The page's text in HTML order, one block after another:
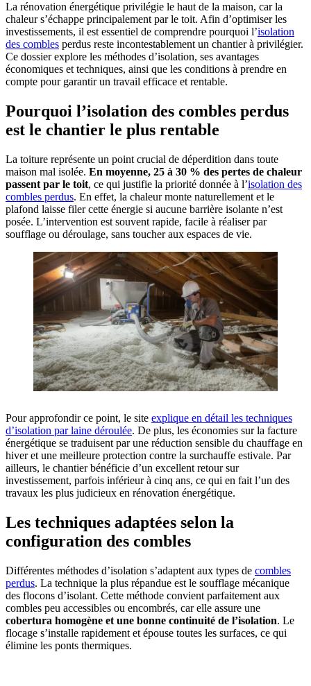
La rénovation énergétique privilégie le haut de la maison, car la
chaleur s’échappe principalement par le toit. Afin d’optimiser les
investissements, il est essentiel de comprendre pourquoi l’isolation
des combles perdus reste incontestablement un chantier à privilégier.
Ce dossier explore les méthodes d’isolation, ses avantages
économiques et techniques, ainsi que les conditions à prendre en
compte pour garantir un travail efficace et rentable.
Pourquoi l’isolation des combles perdus
est le chantier le plus rentable
La toiture représente un point crucial de déperdition dans toute
maison mal isolée. En moyenne, 25 à 30 % des pertes de chaleur
passent par le toit, ce qui justifie la priorité donnée à l’isolation des
combles perdus. En effet, la chaleur monte naturellement et le
plafond laisse filer cette énergie si aucune barrière isolante n’est
posée. L’intervention est souvent rapide, facile à réaliser par
soufflage ou déroulage, sans toucher aux espaces de vie.
Pour approfondir ce point, le site explique en détail les techniques
d’isolation par laine déroulée. De plus, les économies sur la facture
énergétique se traduisent par une réduction sensible du chauffage en
hiver et une meilleure protection contre la surchauffe estivale. Par
ailleurs, le chantier bénéficie d’un excellent retour sur
investissement, parfois inférieur à cinq ans, ce qui en fait l’un des
travaux les plus judicieux en rénovation énergétique.
Les techniques adaptées selon la
configuration des combles
Différentes méthodes d’isolation s’adaptent aux types de combles
perdus. La technique la plus répandue est le soufflage mécanique
des flocons d’isolant. Cette méthode convient parfaitement aux
combles peu accessibles ou encombrés, car elle assure une
cobertura homogène et une bonne continuité de l’isolation. Le
flocage s’installe rapidement et épouse toutes les surfaces, ce qui
élimine les ponts thermiques.